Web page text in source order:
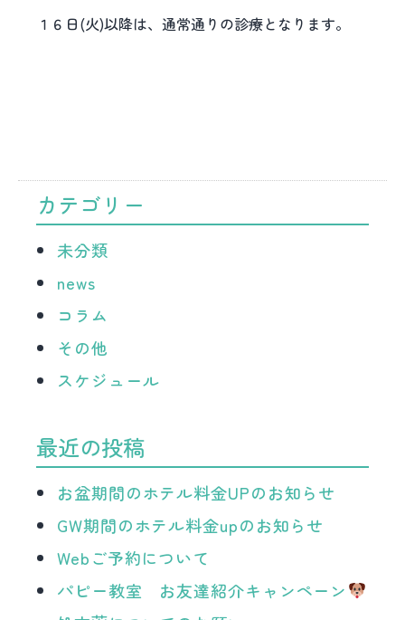
１６日(火)以降は、通常通りの診療となります。
カテゴリー
未分類
news
コラム
その他
スケジュール
最近の投稿
お盆期間のホテル料金UPのお知らせ
GW期間のホテル料金upのお知らせ
Webご予約について
パピー教室 お友達紹介キャンペーン